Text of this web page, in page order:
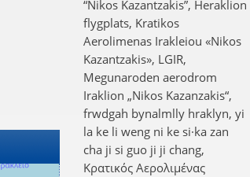
“Nikos Kazantzakis”, Heraklion
flygplats, Kratikos
Aerolimenas Irakleiou «Nikos
Kazantzakis», LGIR,
Megunaroden aerodrom
Iraklion „Nikos Kazanzakis“,
frwdgah byn‌almlly hraklyn, yi
la ke li weng ni ke si·ka zan
cha ji si guo ji ji chang,
Κρατικός Αερολιμένας